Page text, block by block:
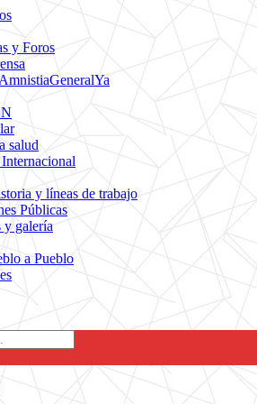
y Foros
salud
y líneas de trabajo
Públicas
y galería
a Pueblo